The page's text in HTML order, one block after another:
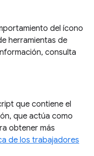
del ícono
herramientas de
consulta
que contiene el
que actúa como
obtener más
de los trabajadores